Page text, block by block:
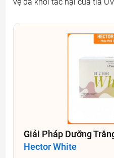
vệ da khỏi tác hại của tia
Giải Pháp Dưỡng
Hector White